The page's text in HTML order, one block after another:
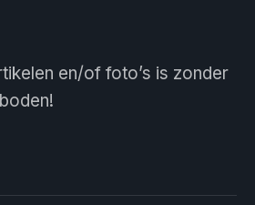
en/of foto’s is zonder